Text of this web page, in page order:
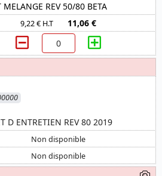
MELANGE REV 50/80 BETA
9,22 € H.T 11,06 €
D ENTRETIEN REV 80 2019
Non disponible
Non disponible